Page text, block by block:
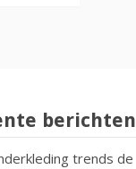
berichten
trends de